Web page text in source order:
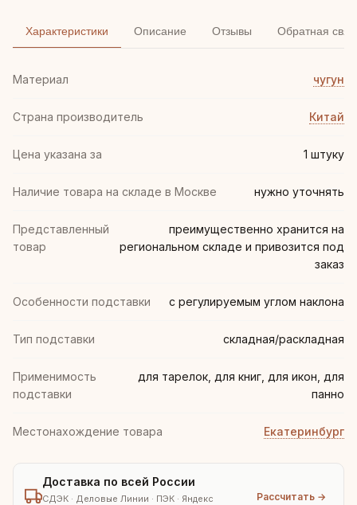
Характеристики Описание Отзывы Обратная
Материал чугун
Страна производитель Китай
Цена указана за 1 штуку
Наличие товара на складе в Москве нужно уточнять
Представленный
товар
преимущественно хранится на
региональном складе и привозится под
заказ
Особенности подставки с регулируемым углом наклона
Тип подставки складная/раскладная
Применимость
подставки
для тарелок, для книг, для икон, для
панно
Местонахождение товара Екатеринбург
Доставка по всей России
СДЭК · Деловые Линии · ПЭК · Яндекс
Рассчитать →